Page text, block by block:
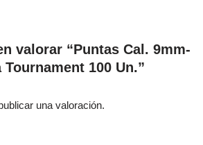
valorar “Puntas Cal. 9mm-
100 Un.”
una valoración.